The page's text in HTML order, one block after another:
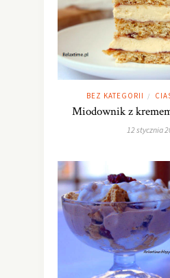
BEZ KATEGORII /
Miodownik z
12 stycznia